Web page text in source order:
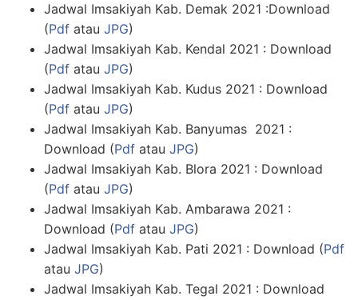
Jadwal Imsakiyah Kab. Demak 2021 :Download
(Pdf atau JPG)
Jadwal Imsakiyah Kab. Kendal 2021 : Download
(Pdf atau JPG)
Jadwal Imsakiyah Kab. Kudus 2021 : Download
(Pdf atau JPG)
Jadwal Imsakiyah Kab. Banyumas 2021 :
Download (Pdf atau JPG)
Jadwal Imsakiyah Kab. Blora 2021 : Download
(Pdf atau JPG)
Jadwal Imsakiyah Kab. Ambarawa 2021 :
Download (Pdf atau JPG)
Jadwal Imsakiyah Kab. Pati 2021 : Download (Pdf
atau JPG)
Jadwal Imsakiyah Kab. Tegal 2021 : Download